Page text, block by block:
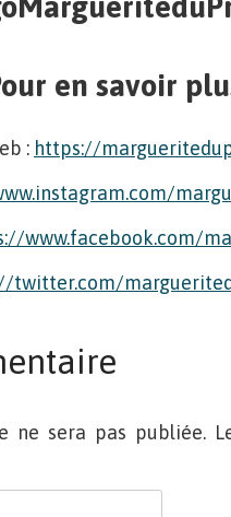
en savoir
: https://
www.facebook.com/
twitter.com/
ne sera pas publiée.